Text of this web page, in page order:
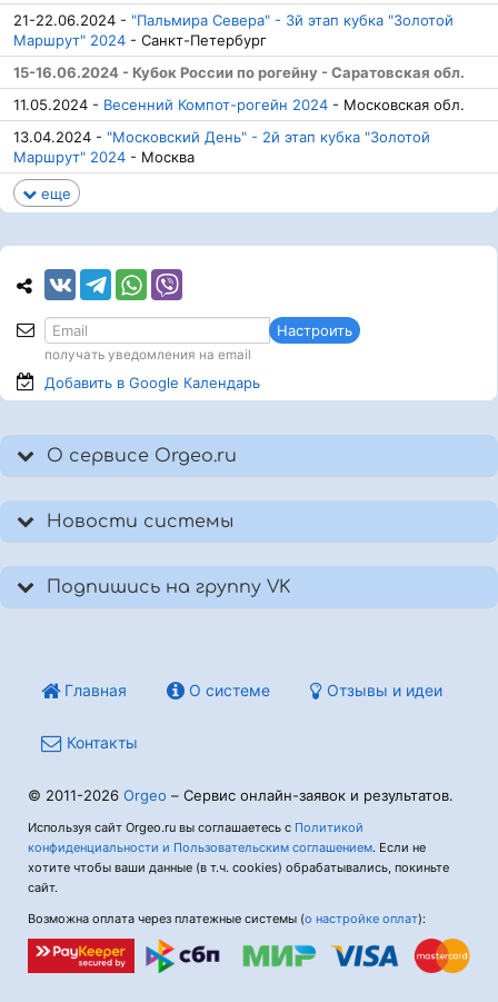
21-22.06.2024 - "Пальмира Севера" - 3й этап кубка "Золотой
Маршрут" 2024 - Санкт-Петербург
15-16.06.2024 - Кубок России по рогейну - Саратовская обл.
11.05.2024 - Весенний Компот-рогейн 2024 - Московская обл.
13.04.2024 - "Московский День" - 2й этап кубка "Золотой
Маршрут" 2024 - Москва
еще
Настроить
получать уведомления на email
Добавить в Google Календарь
О сервисе Orgeo.ru
Новости системы
Подпишись на группу VK
Главная О системе Отзывы и идеи
Контакты
© 2011-2026 Orgeo – Сервис онлайн-заявок и результатов.
Используя сайт Orgeo.ru вы соглашаетесь с Политикой
конфиденциальности и Пользовательским соглашением. Если не
хотите чтобы ваши данные (в т.ч. cookies) обрабатывались, покиньте
сайт.
Возможна оплата через платежные системы (о настройке оплат):